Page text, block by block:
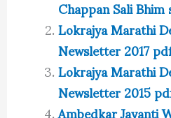
Chappan Sali
Lokrajya Marathi
Newsletter 2017
Lokrajya Marathi
Newsletter 2015